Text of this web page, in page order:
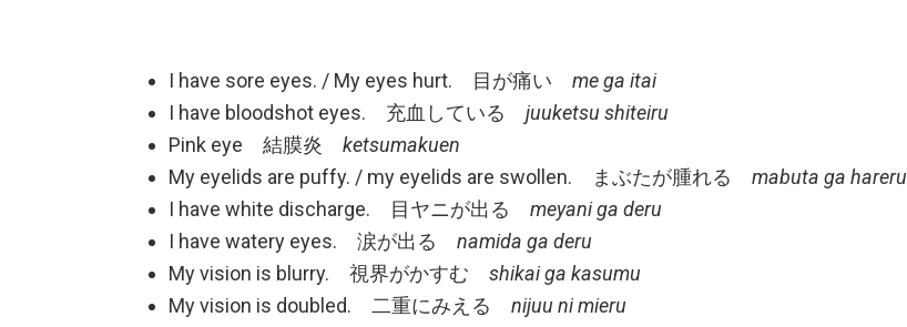
I have sore eyes. / My eyes hurt. 目が痛い me ga itai
I have bloodshot eyes. 充血している juuketsu shiteiru
Pink eye 結膜炎 ketsumakuen
My eyelids are puffy. / my eyelids are swollen. まぶたが腫れる mabuta ga hareru
I have white discharge. 目ヤニが出る meyani ga deru
I have watery eyes. 涙が出る namida ga deru
My vision is blurry. 視界がかすむ shikai ga kasumu
My vision is doubled. 二重にみえる nijuu ni mieru